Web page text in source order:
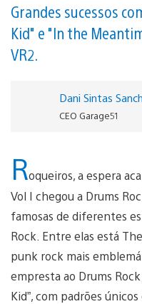
Grandes sucessos
Kid" e "In the
VR2.
Dani Sintas
CEO Garage51
Roqueiros, a espera
Vol I chegou a Drums
famosas de diferentes
Rock. Entre elas está
punk rock mais
empresta ao Drums Rock
Kid”, com padrões